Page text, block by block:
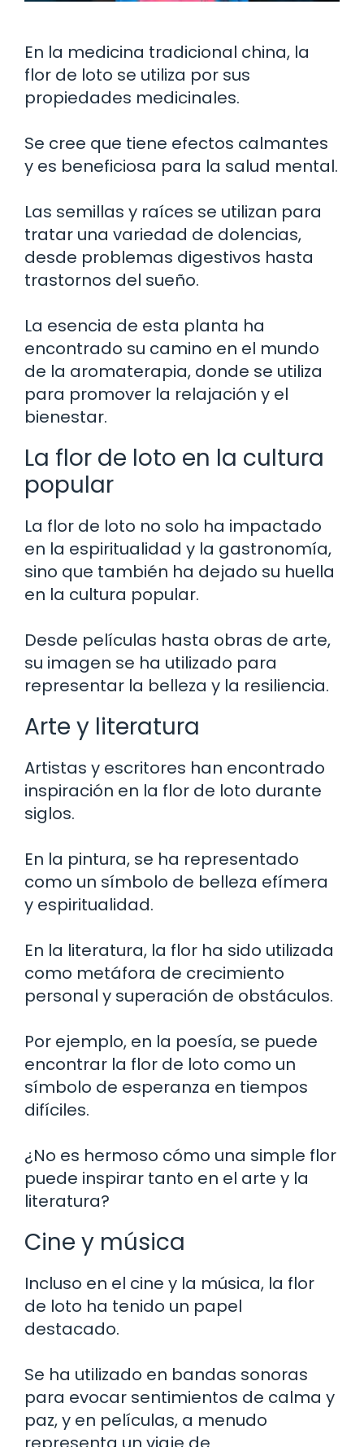
En la medicina tradicional china, la
flor de loto se utiliza por sus
propiedades medicinales.
Se cree que tiene efectos calmantes
y es beneficiosa para la salud mental.
Las semillas y raíces se utilizan para
tratar una variedad de dolencias,
desde problemas digestivos hasta
trastornos del sueño.
La esencia de esta planta ha
encontrado su camino en el mundo
de la aromaterapia, donde se utiliza
para promover la relajación y el
bienestar.
La flor de loto en la cultura
popular
La flor de loto no solo ha impactado
en la espiritualidad y la gastronomía,
sino que también ha dejado su huella
en la cultura popular.
Desde películas hasta obras de arte,
su imagen se ha utilizado para
representar la belleza y la resiliencia.
Arte y literatura
Artistas y escritores han encontrado
inspiración en la flor de loto durante
siglos.
En la pintura, se ha representado
como un símbolo de belleza efímera
y espiritualidad.
En la literatura, la flor ha sido utilizada
como metáfora de crecimiento
personal y superación de obstáculos.
Por ejemplo, en la poesía, se puede
encontrar la flor de loto como un
símbolo de esperanza en tiempos
difíciles.
¿No es hermoso cómo una simple flor
puede inspirar tanto en el arte y la
literatura?
Cine y música
Incluso en el cine y la música, la flor
de loto ha tenido un papel
destacado.
Se ha utilizado en bandas sonoras
para evocar sentimientos de calma y
paz, y en películas, a menudo